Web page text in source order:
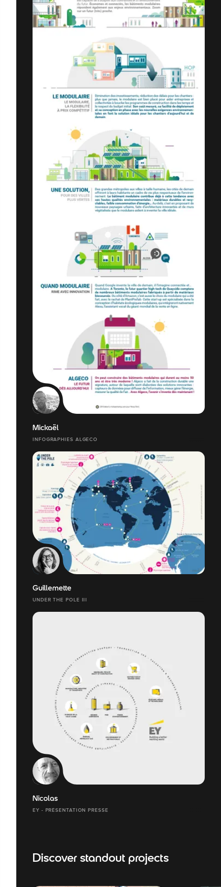
Mickaël
INFOGRAPHIES ALGECO
Guillemette
UNDER THE POLE III
Nicolas
EY - PRÉSENTATION PRESSE
Discover standout projects